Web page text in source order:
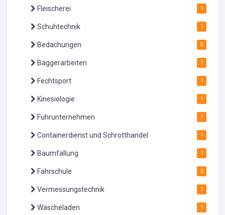
Fleischerei 1
Schuhtechnik 1
Bedachungen 5
Baggerarbeiten 1
Fechtsport 1
Kinesiologie 1
Fuhrunternehmen 1
Containerdienst und Schrotthandel 1
Baumfällung 1
Fahrschule 3
Vermessungstechnik 1
Wäscheladen 1